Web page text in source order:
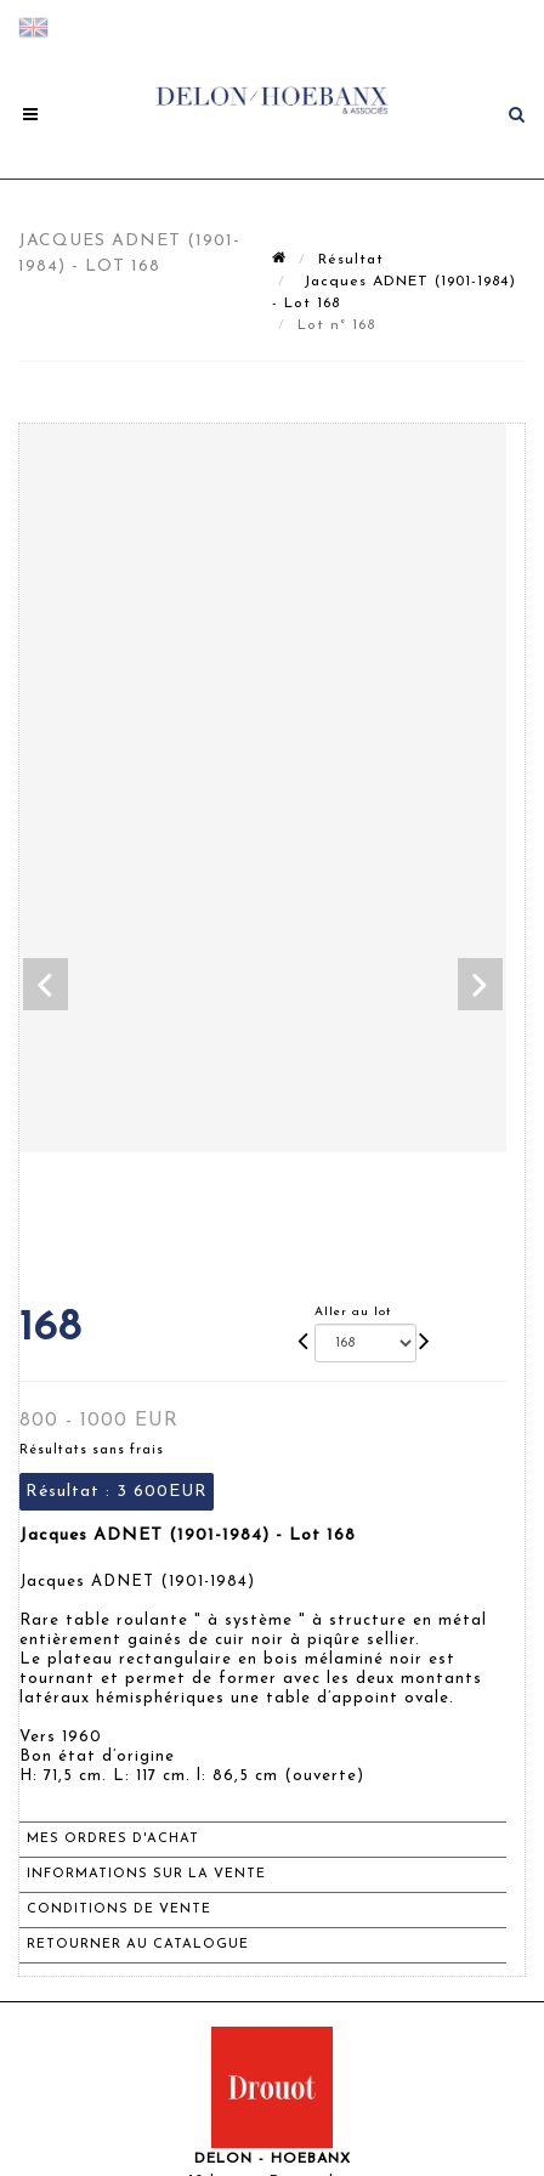
JACQUES ADNET (1901-
1984) - LOT 168
Résultat
Jacques ADNET (1901-1984)
- Lot 168
Lot n° 168
168 Aller au lot
800 - 1000 EUR
Résultats sans frais
Résultat : 3 600EUR
Jacques ADNET (1901-1984) - Lot 168
Jacques ADNET (1901-1984)
Rare table roulante " à système " à structure en métal
entièrement gainés de cuir noir à piqûre sellier.
Le plateau rectangulaire en bois mélaminé noir est
tournant et permet de former avec les deux montants
latéraux hémisphériques une table d’appoint ovale.
Vers 1960
Bon état d’origine
H: 71,5 cm. L: 117 cm. l: 86,5 cm (ouverte)
MES ORDRES D'ACHAT
INFORMATIONS SUR LA VENTE
CONDITIONS DE VENTE
RETOURNER AU CATALOGUE
DELON - HOEBANX